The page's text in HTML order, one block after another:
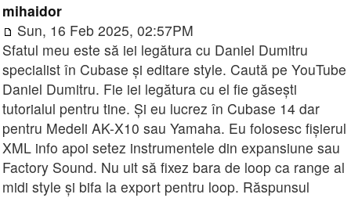
mihaidor
Sun, 16 Feb 2025, 02:57PM
Sfatul meu este să iei legătura cu Daniel Dumitru
specialist în Cubase și editare style. Caută pe YouTube
Daniel Dumitru. Fie iei legătura cu el fie găsești
tutorialul pentru tine. Și eu lucrez în Cubase 14 dar
pentru Medeli AK-X10 sau Yamaha. Eu folosesc fișierul
XML info apoi setez instrumentele din expansiune sau
Factory Sound. Nu uit să fixez bara de loop ca range al
midi style și bifa la export pentru loop. Răspunsul